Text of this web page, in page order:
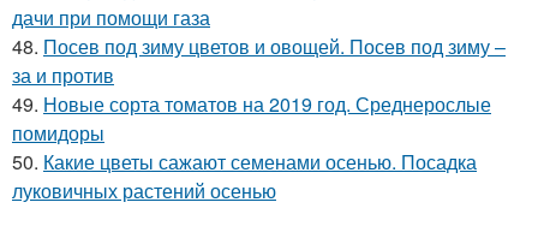
дачи при помощи газа
48. Посев под зиму цветов и овощей. Посев под зиму –
за и против
49. Новые сорта томатов на 2019 год. Среднерослые
помидоры
50. Какие цветы сажают семенами осенью. Посадка
луковичных растений осенью